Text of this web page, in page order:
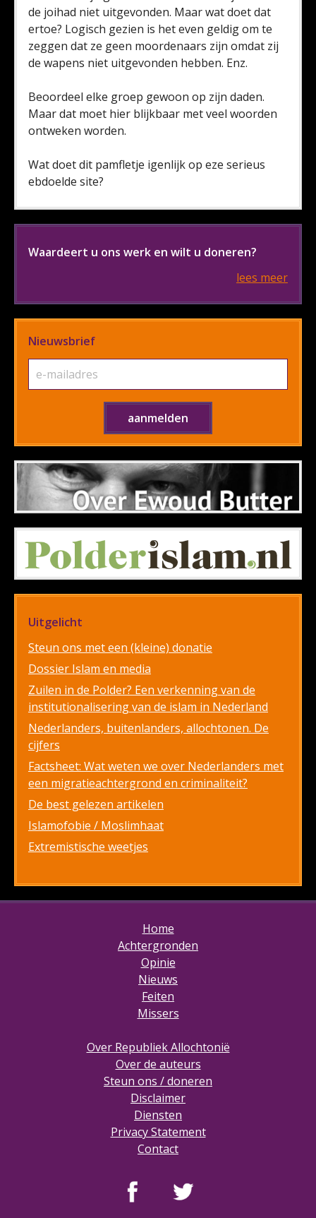
de joihad niet uitgevonden. Maar wat doet dat
ertoe? Logisch gezien is het even geldig om te
zeggen dat ze geen moordenaars zijn omdat zij
de wapens niet uitgevonden hebben. Enz.
Beoordeel elke groep gewoon op zijn daden.
Maar dat moet hier blijkbaar met veel woorden
ontweken worden.
Wat doet dit pamfletje igenlijk op eze serieus
ebdoelde site?
Waardeert u ons werk en wilt u doneren?
lees meer
Nieuwsbrief
Uitgelicht
Steun ons met een (kleine) donatie
Dossier Islam en media
Zuilen in de Polder? Een verkenning van de
institutionalisering van de islam in Nederland
Nederlanders, buitenlanders, allochtonen. De
cijfers
Factsheet: Wat weten we over Nederlanders met
een migratieachtergrond en criminaliteit?
De best gelezen artikelen
Islamofobie / Moslimhaat
Extremistische weetjes
Home
Achtergronden
Opinie
Nieuws
Feiten
Missers
Over Republiek Allochtonië
Over de auteurs
Steun ons / doneren
Disclaimer
Diensten
Privacy Statement
Contact